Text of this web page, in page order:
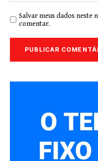
Salvar meus dados neste
comentar.